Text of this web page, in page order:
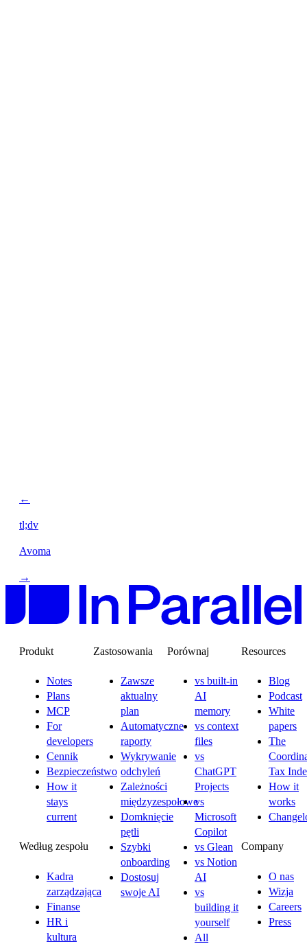
←
tl;dv
Avoma
→
Produkt
Notes
Plans
MCP
For
developers
Cennik
Bezpieczeństwo
How it
stays
current
Według zespołu
Kadra
zarządzająca
Finanse
HR i
kultura
Zastosowania
Zawsze
aktualny
plan
Automatyczne
raporty
Wykrywanie
odchyleń
Zależności
międzyzespołowe
Domknięcie
pętli
Szybki
onboarding
Dostosuj
swoje AI
Porównaj
vs built-in
AI
memory
vs context
files
vs
ChatGPT
Projects
vs
Microsoft
Copilot
vs Glean
vs Notion
AI
vs
building it
yourself
All
Resources
Blog
Podcast
White
papers
The
Tax
How it
works
Company
O nas
Wizja
Careers
Press